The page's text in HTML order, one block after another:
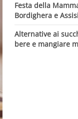
Festa della
Bordighera e Assisi
Alternative ai
bere e mangiare